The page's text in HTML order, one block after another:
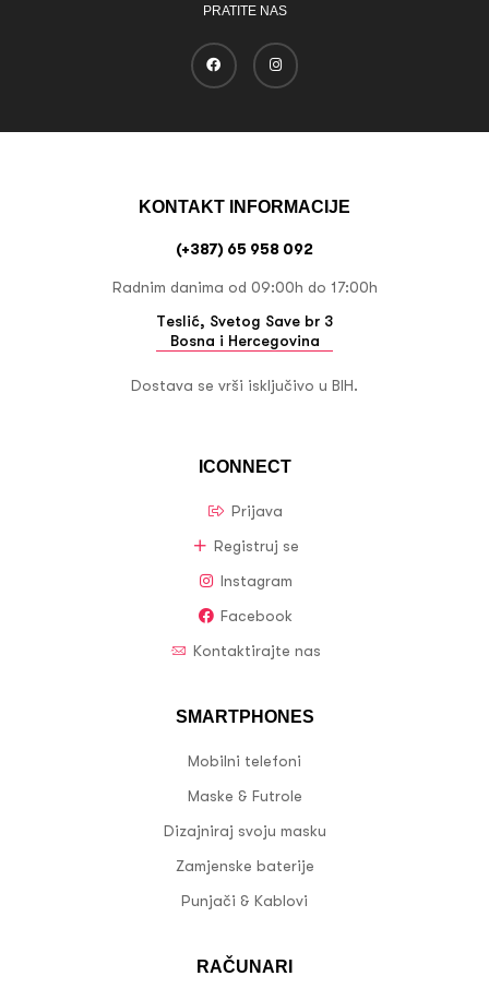
PRATITE NAS
ICONNECT
Prijava
Registruj se
Instagram
Facebook
Kontaktirajte nas
SMARTPHONES
Mobilni telefoni
Maske & Futrole
Dizajniraj svoju masku
Zamjenske baterije
Punjači & Kablovi
RAČUNARI
KONTAKT INFORMACIJE
(+387) 65 958 092
Radnim danima od 09:00h do 17:00h
Teslić, Svetog Save br 3
Bosna i Hercegovina
Dostava se vrši isključivo u BIH.